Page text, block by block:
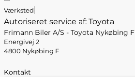
Værksted
Autoriseret service af: Toyota
Frimann Biler A/S - Toyota Nykøbing F
Energivej 2
4800 Nykøbing F
Kontakt